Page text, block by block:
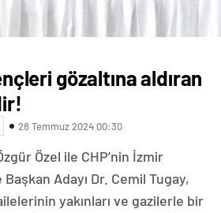
gözaltına aldıran
28 Temmuz 2024 00:30
Özel ile CHP’nin İzmir
Adayı Dr. Cemil Tugay,
yakınları ve gazilerle bir